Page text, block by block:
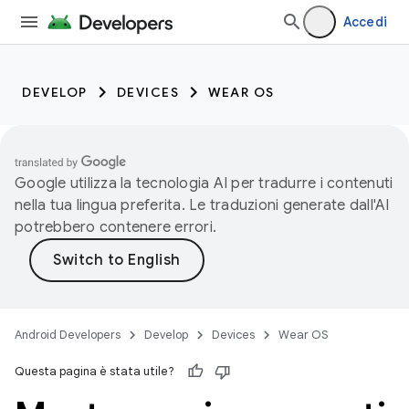
Accedi
DEVELOP DEVICES WEAR OS
Google utilizza la tecnologia AI per tradurre i contenuti
nella tua lingua preferita. Le traduzioni generate dall'AI
potrebbero contenere errori.
Android Developers Develop Devices Wear OS
Questa pagina è stata utile?